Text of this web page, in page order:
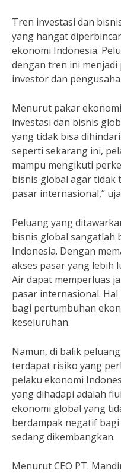
Tren investasi dan
yang hangat
ekonomi Indonesia.
dengan tren ini
investor dan
Menurut pakar
investasi dan bisnis
yang tidak bisa
seperti sekarang ini,
mampu mengikuti
bisnis global agar tidak
pasar internasional,”
Peluang yang
bisnis global sangatlah
Indonesia. Dengan
akses pasar yang lebih
Air dapat memperluas
pasar internasional.
bagi pertumbuhan
keseluruhan.
Namun, di balik
terdapat risiko yang
pelaku ekonomi
yang dihadapi adalah
ekonomi global yang
berdampak negatif
sedang dikembangkan.
Menurut CEO PT.